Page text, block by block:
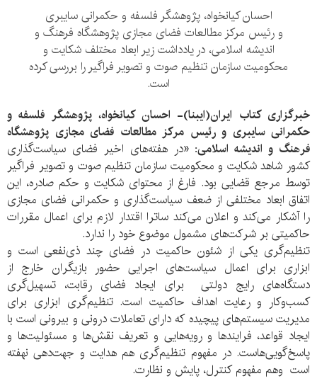
احسان کیانخواه، پژوهشگر فلسفه و حکمرانی سایبری
و رئیس مرکز مطالعات فضای مجازی پژوهشگاه فرهنگ و
اندیشه اسلامی، در یادداشت زیر ابعاد مختلف شکایت و
محکومیت سازمان تنظیم صوت و تصویر فراگیر را بررسی کرده
است.
خبرگزاری کتاب ایران(ایبنا)- احسان کیانخواه، پژوهشگر فلسفه و
حکمرانی سایبری و رئیس مرکز مطالعات فضای مجازی پژوهشگاه
فرهنگ و اندیشه اسلامی: «در هفته‌های اخیر فضای سیاست‌‌گذاری
کشور شاهد شکایت و محکومیت سازمان تنظیم صوت و تصویر فراگیر
توسط مرجع قضایی بود. فارغ از محتوای شکایت و حکم صادره، این
اتفاق ابعاد مختلفی از ضعف سیاست‌گذاری و حکمرانی فضای مجازی
را آشکار می‌کند و اعلان می‌کند ساترا اقتدار لازم برای اعمال مقررات
حاکمیتی بر شرکت‌های مشمول موضوع خود را ندارد.
تنظیم‌گری یکی از شئون حاکمیت در فضای چند ذی‌نفعی است و
ابزاری برای اعمال سیاست‌های اجرایی حضور بازیگران خارج از
دستگاه‌های رایج دولتی برای ایجاد فضای رقابت، تسهیل‌گری
کسب‌وکار و رعایت اهداف حاکمیت است. تنظیم‌گری ابزاری برای
مدیریت سیستم‌های پیچیده که دارای تعاملات درونی و بیرونی است با
ایجاد قواعد، فرایندها و رویه‌‌هایی و تعریف نقش‌ها و مسئولیت‌ها و
پاسخ‌گویی‌هاست. در مفهوم تنظیم‌گری هم هدایت و جهت‌دهی نهفته
است وهم مفهوم کنترل،‌ پایش و نظارت.